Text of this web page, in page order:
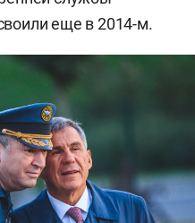
полномочия,
РТ по ЧС, а в
в МЧС РТ. Полное
по делам
(МЧС РТ) —
еще в 2014-м.